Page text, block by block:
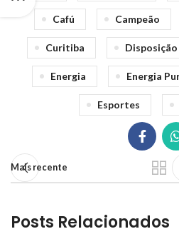
Cafú Campeão
Curitiba Disposição
Energia Energia
Esportes
Mais recente
Posts Relacionados